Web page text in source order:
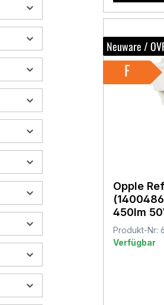
Neuware /
F
Opple
450lm
Produkt-Nr:
Verfügbar